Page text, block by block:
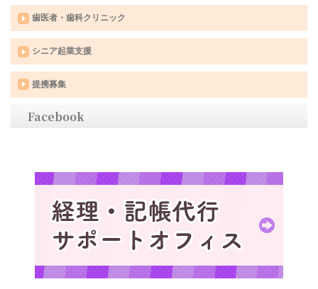
歯医者・歯科クリニック
シニア起業支援
提携募集
Facebook